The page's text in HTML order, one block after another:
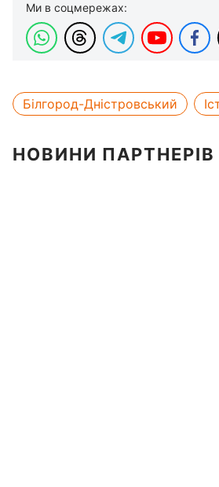
Ми в соцмережах:
Білгород-Дністровський
НОВИНИ ПАРТНЕРІВ